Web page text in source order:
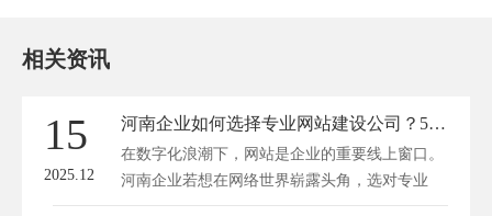
相关资讯
15
2025.12
河南企业如何选择专业网站建设公司？5大关键因素解析
在数字化浪潮下，网站是企业的重要线上窗口。
河南企业若想在网络世界崭露头角，选对专业
网...